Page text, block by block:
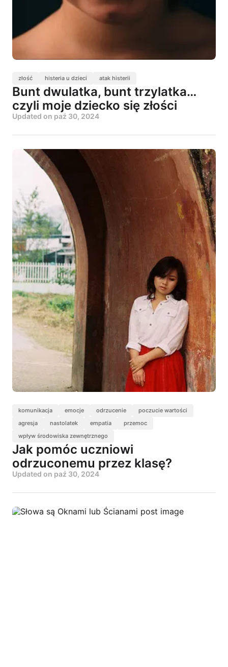
złość histeria u dzieci atak histerii
Bunt dwulatka, bunt trzylatka…
czyli moje dziecko się złości
Updated on paź 30, 2024
komunikacja emocje odrzucenie
poczucie wartości
agresja
nastolatek empatia
przemoc
wpływ środowiska zewnętrznego
Jak pomóc uczniowi
odrzuconemu przez klasę?
Updated on paź 30, 2024